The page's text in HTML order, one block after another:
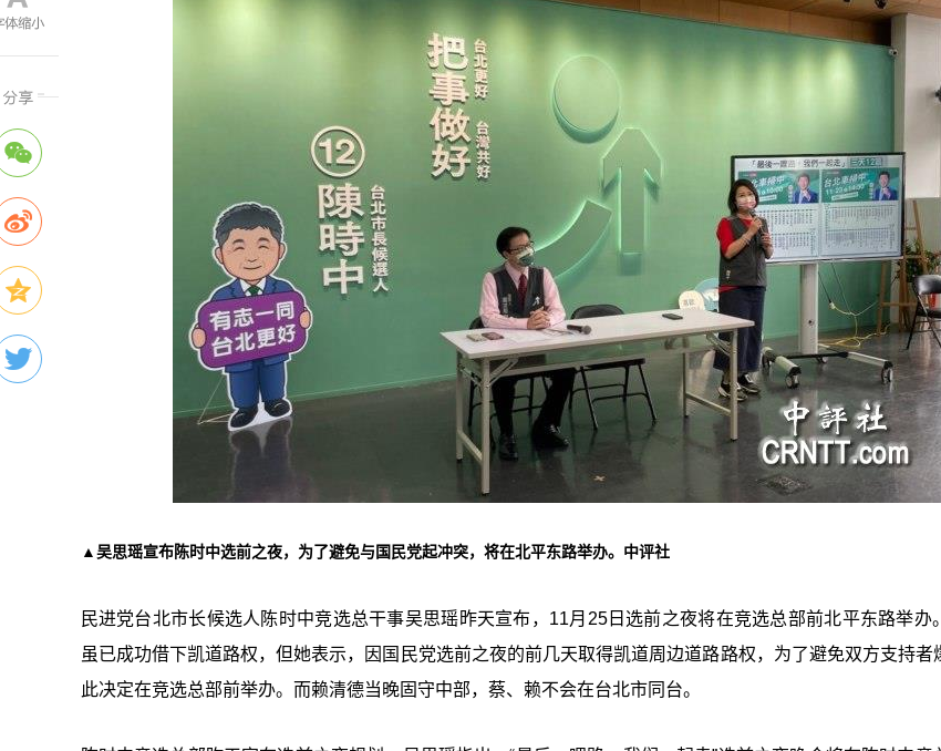
▲吴思瑶宣布陈时中选前之夜，为了避免与国民党起冲突，将在北平东路举办。中评社
民进党台北市长候选人陈时中竞选总干事吴思瑶昨天宣布，11月25日选前之夜将在竞选总部前北平东路举办
虽已成功借下凯道路权，但她表示，因国民党选前之夜的前几天取得凯道周边道路路权，为了避免双方支持者
此决定在竞选总部前举办。而赖清德当晚固守中部，蔡、赖不会在台北市同台。